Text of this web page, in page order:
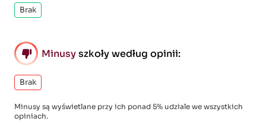
Brak
Minusyszkoły według opinii:
Brak
Minusy są wyświetlane przy ich ponad 5% udziale we wszystkich
opiniach.